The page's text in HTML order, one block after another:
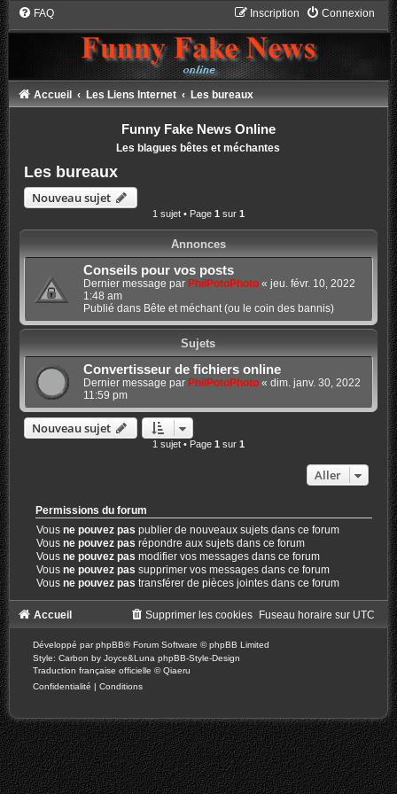
FAQ Connexion
Inscription
Accueil Les Liens Internet Les bureaux
Funny Fake News Online
Les blagues bêtes et méchantes
Les bureaux
Nouveau sujet
1 sujet • Page 1 sur 1
Annonces
Conseils pour vos posts
Dernier message par PhilPotoPhoto« jeu. févr. 10, 2022
1:48 am
Publié dans Bête et méchant (ou le coin des bannis)
Sujets
Convertisseur de fichiers online
Dernier message par PhilPotoPhoto« dim. janv. 30, 2022
11:59 pm
Nouveau sujet
1 sujet • Page 1 sur 1
Aller
Permissions du forum
Vousne pouvez pas publier de nouveaux sujets dans ce forum
Vousne pouvez pas répondre aux sujets dans ce forum
Vousne pouvez pas modifier vos messages dans ce forum
Vousne pouvez pas supprimer vos messages dans ce forum
Vousne pouvez pas transférer de pièces jointes dans ce forum
Accueil Fuseau horaire sur UTC
Supprimer les cookies
Développé parphpBB® Forum Software © phpBB Limited
Style: Carbon by Joyce&Luna phpBB-Style-Design
Traduction française officielle ©Qiaeru
Confidentialité | Conditions